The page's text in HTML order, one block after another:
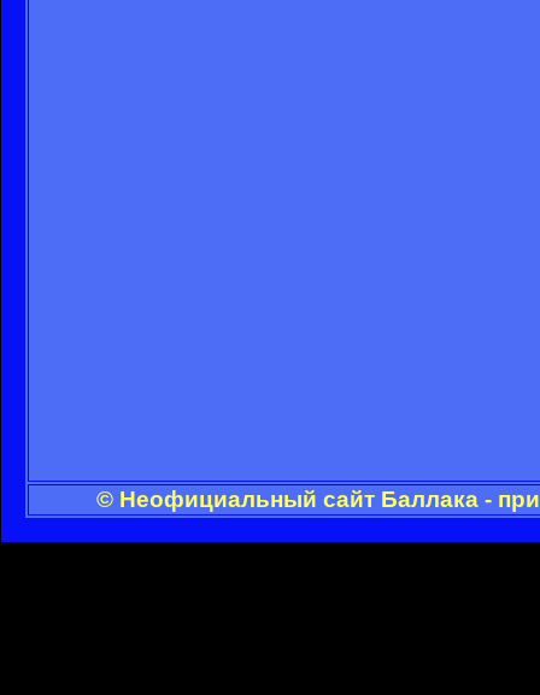
© Неофициальный сайт Баллака -